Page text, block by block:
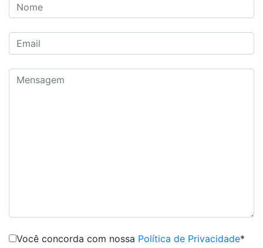
Você concorda com nossa Política de Privacidade*